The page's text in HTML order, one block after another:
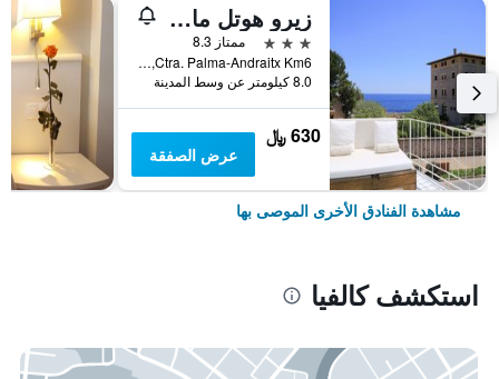
زيرو هوتل مالوركا
3 نجوم
ممتاز 8.3
Ctra. Palma-Andraitx Km6, كالفيا, مالوركا, أسبانيا
8.0 كيلومتر عن وسط المدينة
630 ﷼
عرض الصفقة
مشاهدة الفنادق الأخرى الموصى بها
استكشف كالفيا